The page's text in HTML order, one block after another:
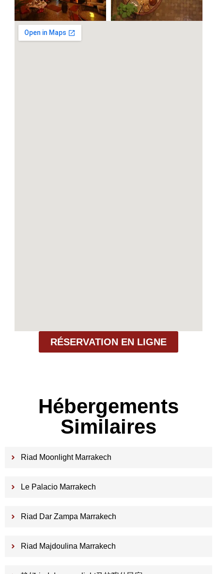
RÉSERVATION EN LIGNE
Hébergements
Similaires
Riad Moonlight Marrakech
Le Palacio Marrakech
Riad Dar Zampa Marrakech
Riad Majdoulina Marrakech